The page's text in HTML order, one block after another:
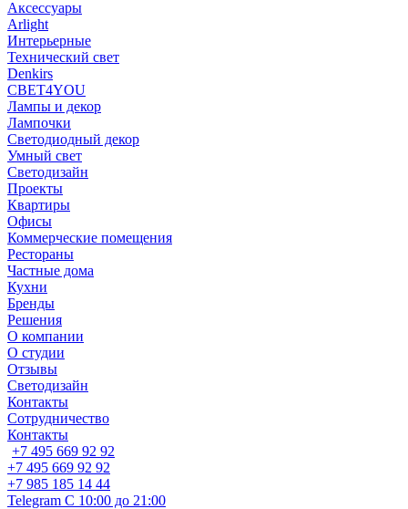
Аксессуары
Arlight
Интерьерные
Технический свет
Denkirs
СВЕТ4YOU
Лампы и декор
Лампочки
Светодиодный декор
Умный свет
Светодизайн
Проекты
Квартиры
Офисы
Коммерческие помещения
Рестораны
Частные дома
Кухни
Бренды
Решения
О компании
О студии
Отзывы
Светодизайн
Контакты
Сотрудничество
Контакты
+7 495 669 92 92
+7 495 669 92 92
+7 985 185 14 44
Telegram С 10:00 до 21:00